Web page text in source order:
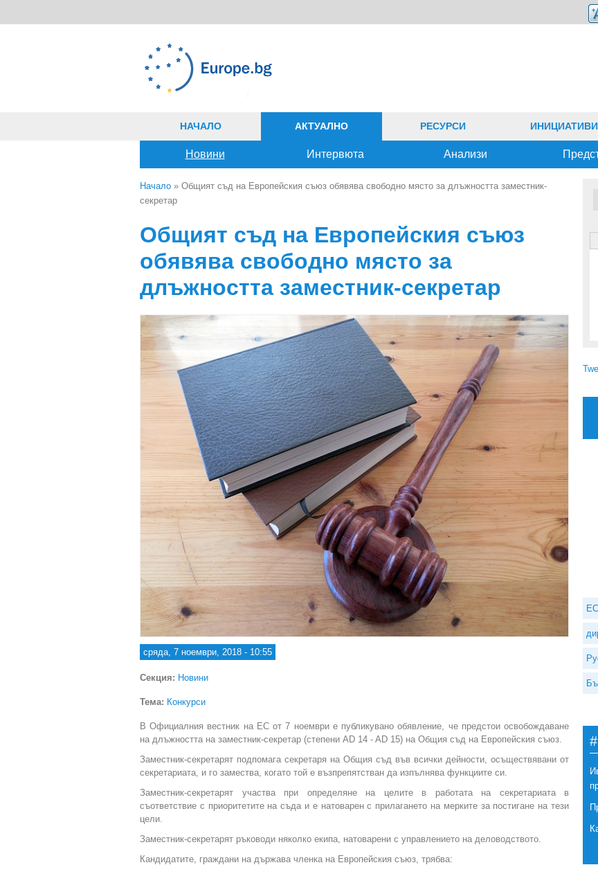
НАЧАЛО АКТУАЛНО
Новини Интервюта Анализи
РЕСУРСИ ИНИЦИАТИВИ
Вие сте тук
Начало » Общият съд на Европейския съюз обявява свободно място за длъжността заместник-
секретар
Общият съд на Европейския съюз
обявява свободно място за
длъжността заместник-секретар
сряда, 7 ноември, 2018 - 10:55
Секция: Новини
Тема: Конкурси
В Официалния вестник на ЕС от 7 ноември е публикувано обявление, че предстои освобождаване
на длъжността на заместник-секретар (степени AD 14 - AD 15) на Общия съд на Европейския съюз.
Заместник-секретарят подпомага секретаря на Общия съд във всички дейности, осъществявани от
секретариата, и го замества, когато той е възпрепятстван да изпълнява функциите си.
Заместник-секретарят участва при определяне на целите в работата на секретариата в
съответствие с приоритетите на съда и е натоварен с прилагането на мерките за постигане на тези
цели.
Заместник-секретарят ръководи няколко екипа, натоварени с управлението на деловодството.
Кандидатите, граждани на държава членка на Европейския съюз, трябва:
ЕС